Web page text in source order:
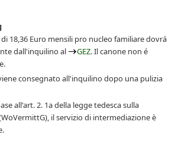
di 18,36 Euro mensili pro nucleo familiare dovrá
dall'inquilino al
GEZ. Il canone non é
consegnato all'inquilino dopo una pulizia
all'art. 2. 1a della legge tedesca sulla
il servizio di intermediazione è